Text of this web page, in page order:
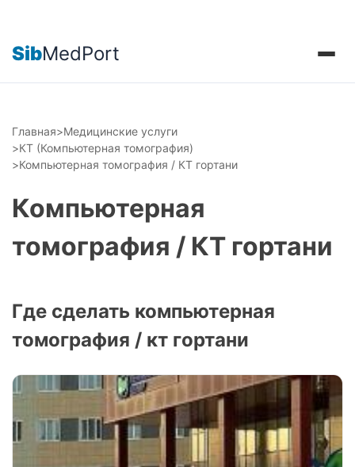
SibMedPort
Главная>Медицинские услуги
>КТ (Компьютерная томография)
>Компьютерная томография / КТ гортани
Компьютерная
томография / КТ гортани
Где сделать компьютерная
томография / кт гортани